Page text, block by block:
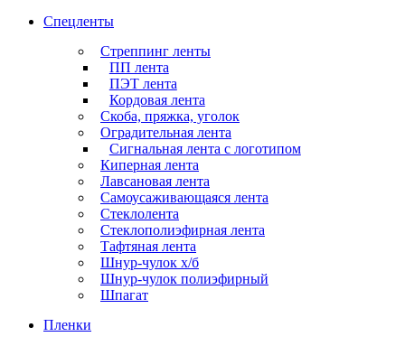
Спецленты
Стреппинг ленты
ПП лента
ПЭТ лента
Кордовая лента
Скоба, пряжка, уголок
Оградительная лента
Сигнальная лента с логотипом
Киперная лента
Лавсановая лента
Самоусаживающаяся лента
Стеклолента
Стеклополиэфирная лента
Тафтяная лента
Шнур-чулок х/б
Шнур-чулок полиэфирный
Шпагат
Пленки